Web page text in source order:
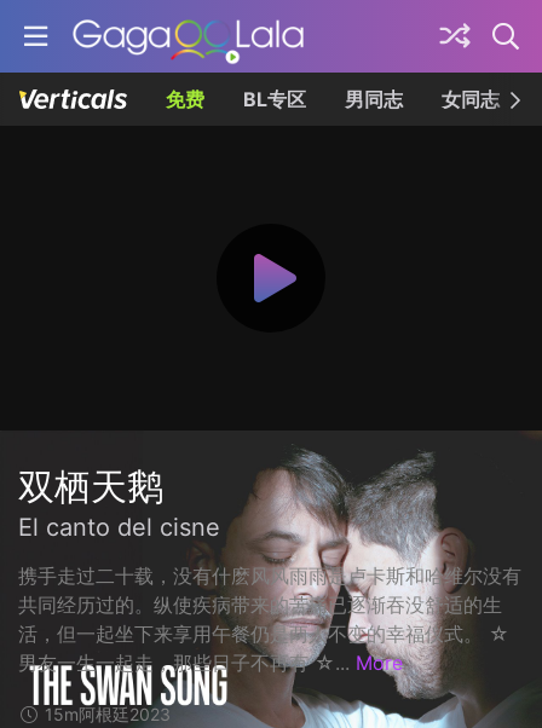
免费 BL专区 男同志 女同志
双栖天鹅
El canto del cisne
携手走过二十载，没有什麽风风雨雨是卢卡斯和哈维尔没有
共同经历过的。纵使疾病带来的苦痛已逐渐吞没舒适的生
活，但一起坐下来享用午餐仍是两人不变的幸福仪式。 ☆
男友一生一起走，那些日子不再有 ☆... More
15m阿根廷2023